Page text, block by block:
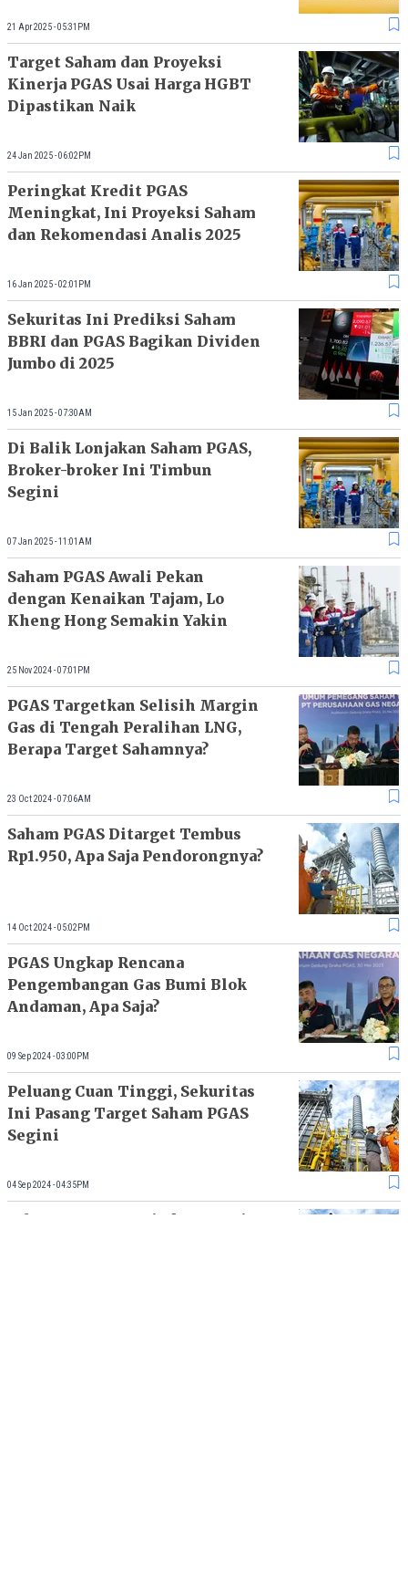
21 Apr 2025 - 05:31PM
Target Saham dan Proyeksi
Kinerja PGAS Usai Harga HGBT
Dipastikan Naik
24 Jan 2025 - 06:02PM
Peringkat Kredit PGAS
Meningkat, Ini Proyeksi Saham
dan Rekomendasi Analis 2025
16 Jan 2025 - 02:01PM
Sekuritas Ini Prediksi Saham
BBRI dan PGAS Bagikan Dividen
Jumbo di 2025
15 Jan 2025 - 07:30AM
Di Balik Lonjakan Saham PGAS,
Broker-broker Ini Timbun
Segini
07 Jan 2025 - 11:01AM
Saham PGAS Awali Pekan
dengan Kenaikan Tajam, Lo
Kheng Hong Semakin Yakin
25 Nov 2024 - 07:01PM
PGAS Targetkan Selisih Margin
Gas di Tengah Peralihan LNG,
Berapa Target Sahamnya?
23 Oct 2024 - 07:06AM
Saham PGAS Ditarget Tembus
Rp1.950, Apa Saja Pendorongnya?
14 Oct 2024 - 05:02PM
PGAS Ungkap Rencana
Pengembangan Gas Bumi Blok
Andaman, Apa Saja?
09 Sep 2024 - 03:00PM
Peluang Cuan Tinggi, Sekuritas
Ini Pasang Target Saham PGAS
Segini
04 Sep 2024 - 04:35PM
Laba PGAS Lampaui Ekspestasi